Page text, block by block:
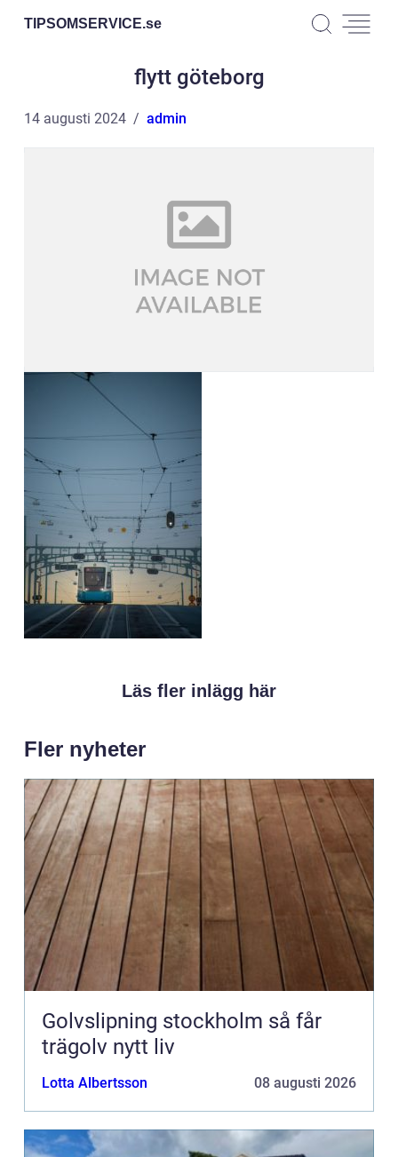
TIPSOMSERVICE.se
flytt göteborg
14 augusti 2024 admin
Läs fler inlägg här
Fler nyheter
Golvslipning stockholm så får
trägolv nytt liv
Lotta Albertsson 08 augusti 2026